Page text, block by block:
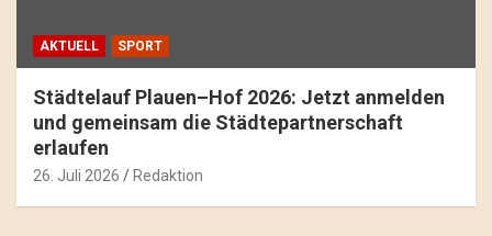
AKTUELL SPORT
Städtelauf Plauen–Hof 2026: Jetzt anmelden
und gemeinsam die Städtepartnerschaft
erlaufen
26. Juli 2026 Redaktion